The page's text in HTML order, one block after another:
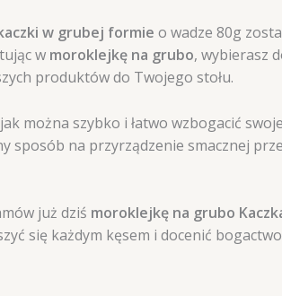
w grubej formie o wadze 80g
w moroklejkę na grubo, wybierasz
produktów do Twojego stołu.
można szybko i łatwo wzbogacić
sposób na przyrządzenie smacznej
już dziś moroklejkę na grubo
się każdym kęsem i docenić